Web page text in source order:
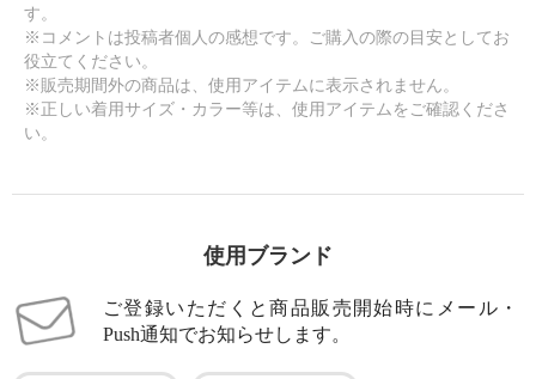
す。
※コメントは投稿者個人の感想です。ご購入の際の目安としてお
役立てください。
※販売期間外の商品は、使用アイテムに表示されません。
※正しい着用サイズ・カラー等は、使用アイテムをご確認くださ
い。
使用ブランド
ご登録いただくと商品販売開始時にメール・
Push通知でお知らせします。